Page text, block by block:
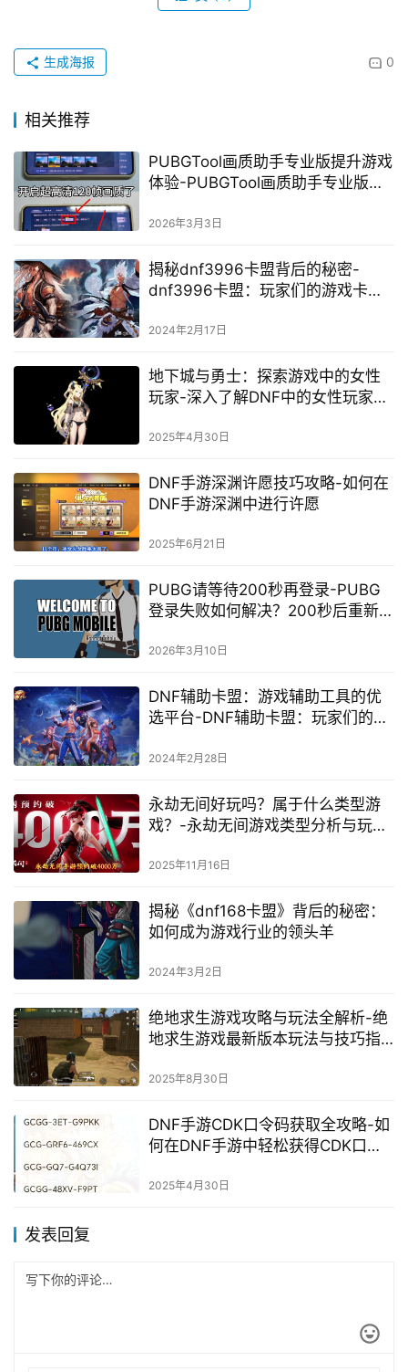
0
生成海报
相关推荐
PUBGTool画质助手专业版提升游戏
体验-PUBGTool画质助手专业版优
2026年3月3日
揭秘dnf3996卡盟背后的秘密-
dnf3996卡盟：玩家们的游戏卡盟
2024年2月17日
地下城与勇士：探索游戏中的女性
玩家-深入了解DNF中的女性玩家群
2025年4月30日
DNF手游深渊许愿技巧攻略-如何在
DNF手游深渊中进行许愿
2025年6月21日
PUBG请等待200秒再登录-PUBG
登录失败如何解决？200秒后重新尝
2026年3月10日
DNF辅助卡盟：游戏辅助工具的优
选平台-DNF辅助卡盟：玩家们的首
2024年2月28日
永劫无间好玩吗？属于什么类型游
戏？-永劫无间游戏类型分析与玩法
2025年11月16日
揭秘《dnf168卡盟》背后的秘密：
如何成为游戏行业的领头羊
2024年3月2日
绝地求生游戏攻略与玩法全解析-绝
地求生游戏最新版本玩法与技巧指
2025年8月30日
DNF手游CDK口令码获取全攻略-如
何在DNF手游中轻松获得CDK口令
2025年4月30日
发表回复